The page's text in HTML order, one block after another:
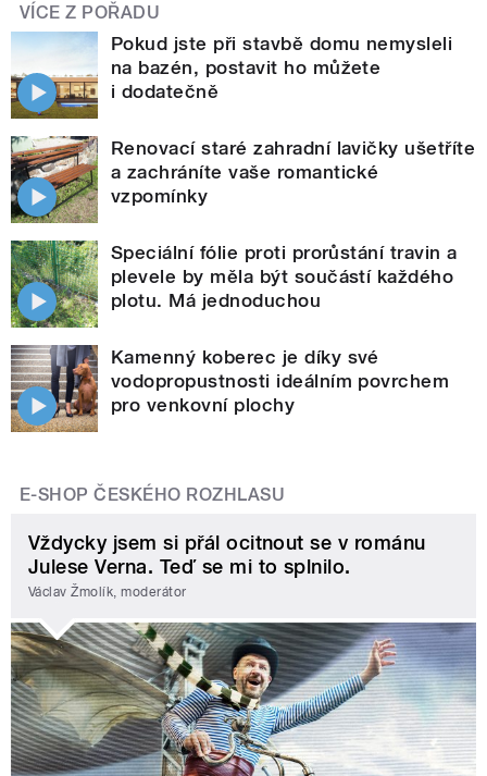
VÍCE Z POŘADU
Pokud jste při stavbě domu nemysleli
na bazén, postavit ho můžete
i dodatečně
Renovací staré zahradní lavičky ušetříte
a zachráníte vaše romantické
vzpomínky
Speciální fólie proti prorůstání travin a
plevele by měla být součástí každého
plotu. Má jednoduchou
Kamenný koberec je díky své
vodopropustnosti ideálním povrchem
pro venkovní plochy
E-SHOP ČESKÉHO ROZHLASU
Vždycky jsem si přál ocitnout se v románu
Julese Verna. Teď se mi to splnilo.
Václav Žmolík, moderátor